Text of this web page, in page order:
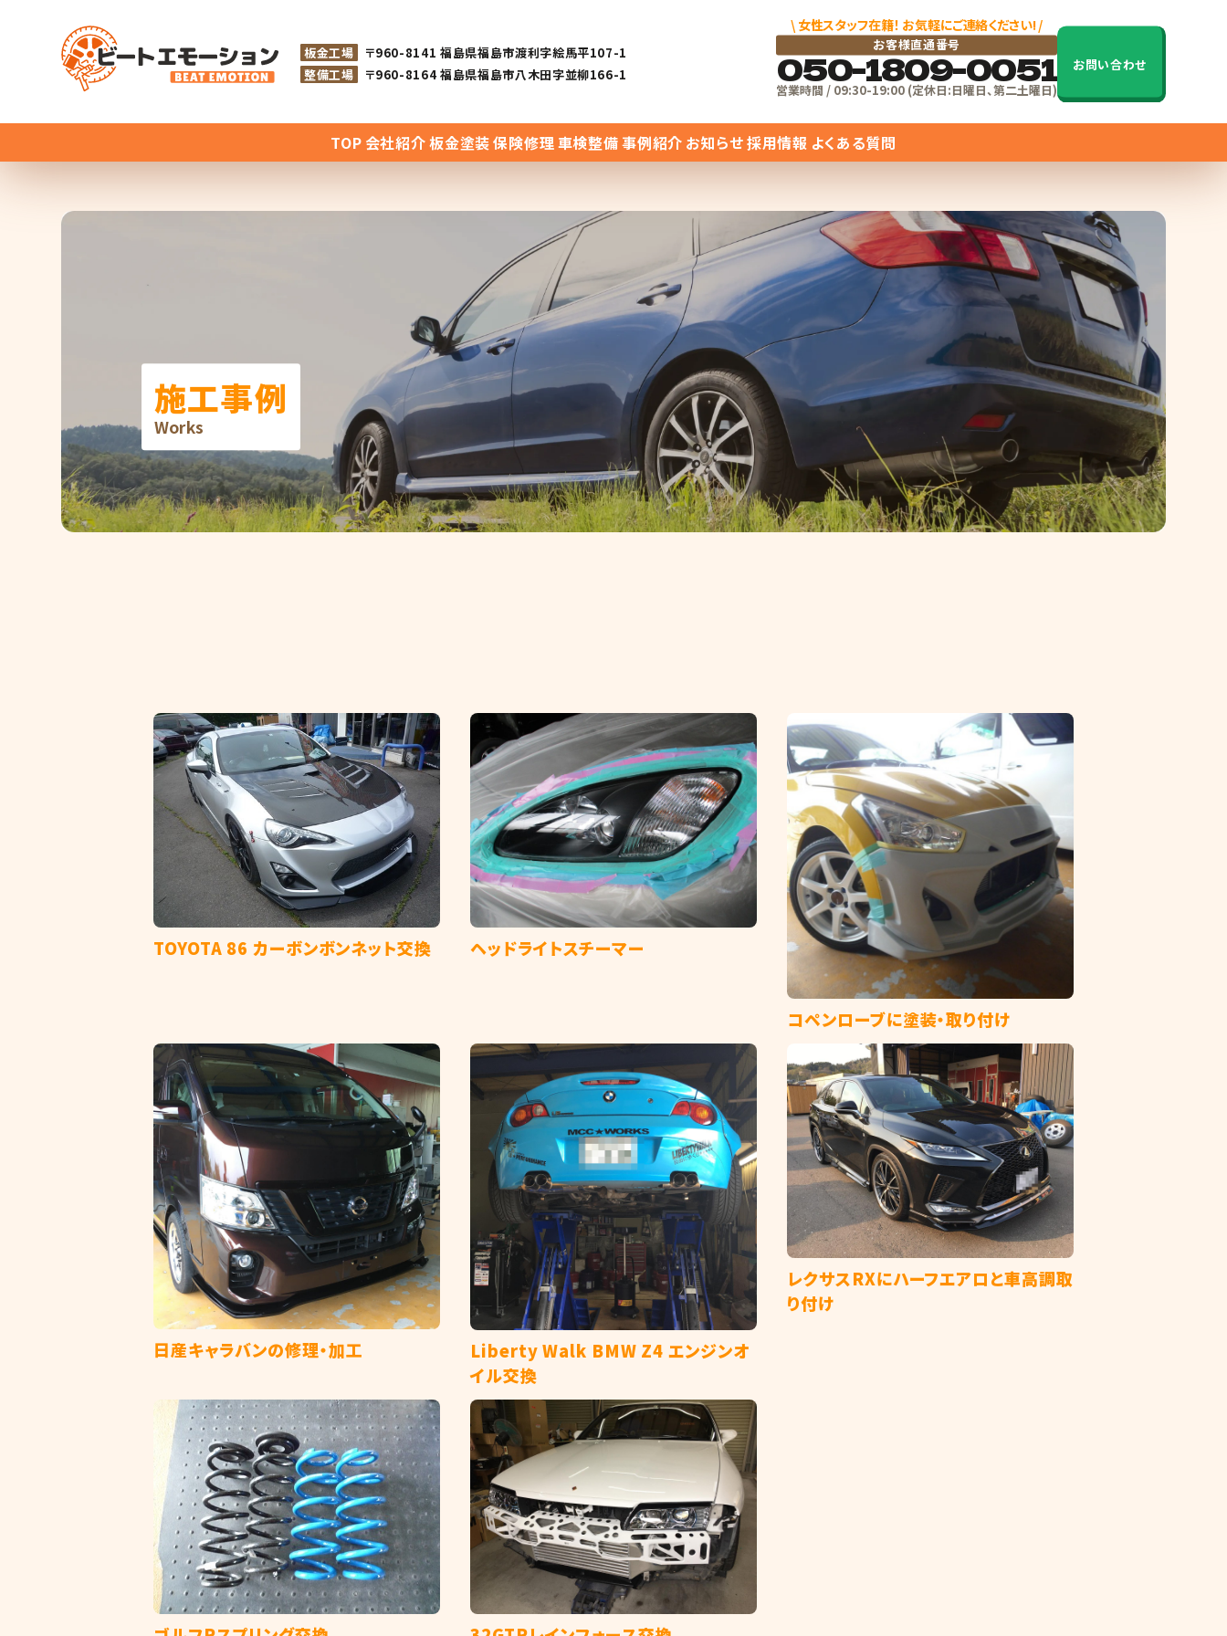
板金工場
〒960-8141 福島県福島市渡利字絵馬平107-1
整備工場
〒960-8164 福島県福島市八木田字並柳166-1
\ 女性スタッフ在籍！ お気軽にご連絡ください! /
お客様直通番号
050-1809-0051
営業時間 / 09:30-19:00 (定休日:日曜日、第二土曜日)
お問い合わせ
TOP 会社紹介板金塗装保険修理車検整備事例紹介 お知らせ採用情報 よくある質問
施工事例
TOYOTA 86 カーボンボンネット交換 ヘッドライトスチーマー
コペンローブに塗装・取り付け
日産キャラバンの修理・加工
Liberty Walk BMW Z4 エンジンオ
イル交換
レクサスRXにハーフエアロと車高調取
り付け